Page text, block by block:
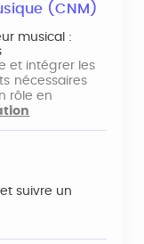
(CNM)
musical :
et intégrer les
nécessaires
rôle en
suivre un